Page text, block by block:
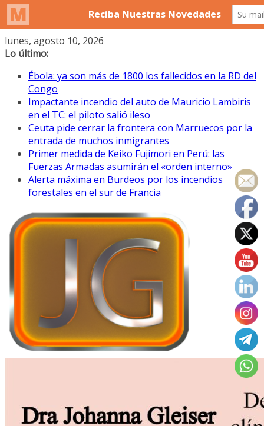
Saltar
al
lunes, agosto 10, 2026
Lo último:
Ébola: ya son más de 1800 los fallecidos en la RD del
Congo
Impactante incendio del auto de Mauricio Lambiris
en el TC: el piloto salió ileso
Ceuta pide cerrar la frontera con Marruecos por la
entrada de muchos inmigrantes
Primer medida de Keiko Fujimori en Perú: las
Fuerzas Armadas asumirán el «orden interno»
Alerta máxima en Burdeos por los incendios
forestales en el sur de Francia